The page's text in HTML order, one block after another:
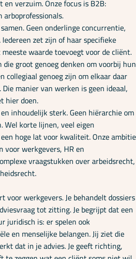
verzuim. Onze focus is B2B:
Geen onderlinge concurrentie,
zet zijn of haar specifieke
waarde toevoegt voor de cliënt.
groot genoeg denken om voorbij hun
collegiaal genoeg zijn om elkaar daar
manier van werken is geen ideaal,
hier doen.
inhoudelijk sterk. Geen hiërarchie om
Wel korte lijnen, veel eigen
hoge lat voor kwaliteit. Onze ambitie
werkgevers, HR en
vraagstukken over arbeidsrecht,
voor werkgevers. Je behandelt dossiers
tot zitting. Je begrijpt dat een
juridisch is: er spelen ook
en menselijke belangen. Jij ziet die
dat in je advies. Je geeft richting,